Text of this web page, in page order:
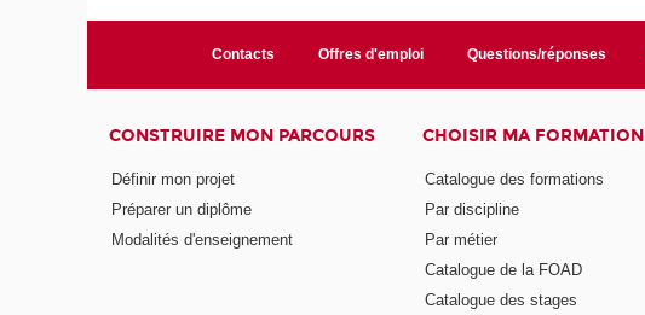
Contacts Offres d'emploi Questions/réponses
CONSTRUIRE MON PARCOURS
Définir mon projet
Préparer un diplôme
Modalités d'enseignement
CHOISIR MA FORMATION
Catalogue des formations
Par discipline
Par métier
Catalogue de la FOAD
Catalogue des stages